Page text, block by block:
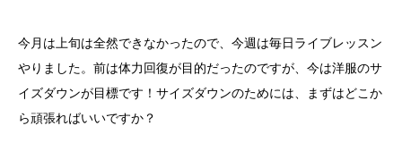
今月は上旬は全然できなかったので、今週は毎日ライブレッスン
やりました。前は体力回復が目的だったのですが、今は洋服のサ
イズダウンが目標です！サイズダウンのためには、まずはどこか
ら頑張ればいいですか？